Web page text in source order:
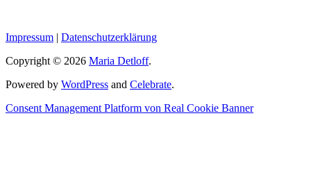
Impressum | Datenschutzerklärung
Copyright © 2026 Maria Detloff.
Powered by WordPress and Celebrate.
Consent Management Platform von Real Cookie Banner